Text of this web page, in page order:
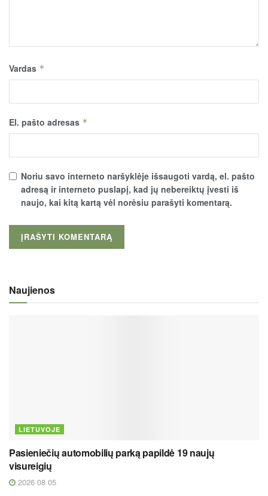
Vardas *
El. pašto adresas *
Noriu savo interneto naršyklėje išsaugoti vardą, el. pašto
adresą ir interneto puslapį, kad jų nebereiktų įvesti iš
naujo, kai kitą kartą vėl norėsiu parašyti komentarą.
Naujienos
LIETUVOJE
Pasieniečių automobilių parką papildė 19 naujų
visureigių
2026 08 05